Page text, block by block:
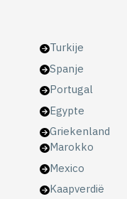
Turkije
Spanje
Portugal
Egypte
Griekenland
Marokko
Mexico
Kaapverdië